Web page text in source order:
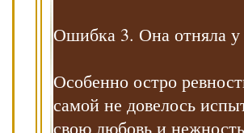
Ошибка 3. Она отняла
Особенно остро
самой не довелось
свою любовь и